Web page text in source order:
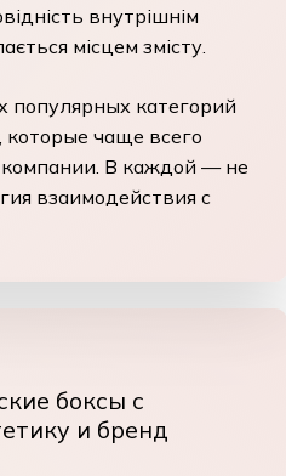
внутрішнім
місцем змісту.
популярных категорий
которые чаще всего
В каждой — не
взаимодействия с
боксы с
и бренд